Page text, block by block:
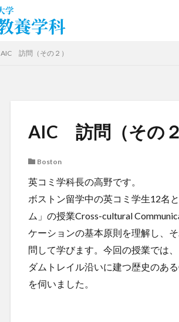
AIC 訪問（その２）
AIC 訪問（その２
Boston
英コミ学科長の高野です。
ボストン留学中の英コミ学生12名
ム」の授業Cross-cultural
ケーションの基本原則を理解し、
問して学びます。今回の授業では
ダムトレイル沿いに建つ歴史のあ
を伺いました。